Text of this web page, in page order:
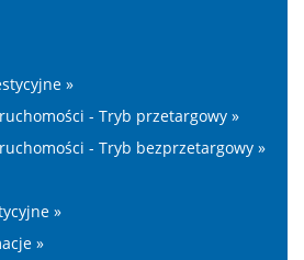
»
- Tryb przetargowy »
- Tryb bezprzetargowy »
»
»